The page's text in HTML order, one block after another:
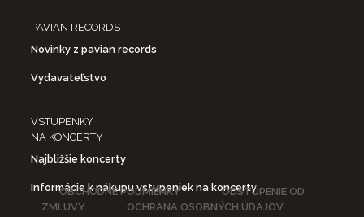
PAVIAN RECORDS
Novinky z pavian records
Vydavateľstvo
VSTUPENKY
NA KONCERTY
Najbližšie koncerty
Informácie k nákupu vstupeniek na koncerty
OBCHODNÉ PODMIENKY
ODSTÚPENIE OD
ZMLUVY
OCHRANA OSOBNÝCH ÚDAJOV